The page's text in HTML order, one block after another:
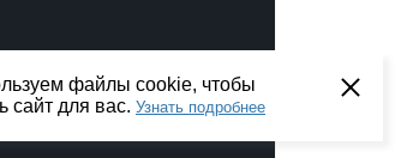
файлы cookie, чтобы
сайт для вас. Узнать подробнее